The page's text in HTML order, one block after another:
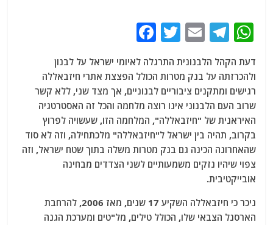
W
at
s
A
p
p
T
el
e
g
ra
m
E
ai
l
T
w
itt
er
c
e
b
o
o
k
דעת הקהל הלבנונית התרגלה לאיומי ישראל על לבנון
ולהכרזתה על בנק מטרות הכולל הפצצת אתרי חיזבאללה
רגישים ומתקנים ציבוריים לבנוניים, אך מצד שני, ללא קשר
שרוב העם הלבנוני אינו רוצה מלחמה והכל זה האסטרטגיה
האיראנית של "חיזבאללה", המלחמה הזו, שעשויה לפרוץ
בקרוב, תהיה בין ישראל ל"חיזבאללה" מלכתחילה, וזה לא סוד
שהאחרונה הכינה גם בנק מטרות משלה בתוך שטח ישראל, וזה
צפוי שיהיו נזקים משמעותיים לשני הצדדים מבחינה
אובייקטיבית.
ניכר כי חיזבאללה השקיע 17 שנים, מאז 2006, להרחבת
הארסנל הצבאי שלו, הכולל טילים, מל"טים ומערכת הגנה